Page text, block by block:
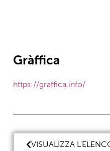
Gràffica
https://graffica.info/
VISUALIZZA